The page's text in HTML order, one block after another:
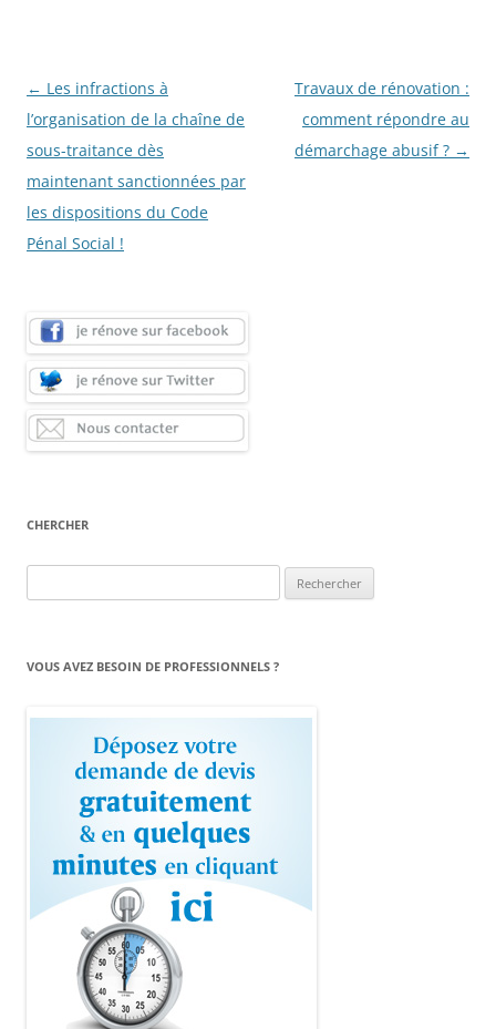
Navigation
des
articles
← Les infractions à
l’organisation de la chaîne de
sous-traitance dès
maintenant sanctionnées par
les dispositions du Code
Pénal Social !
Travaux de rénovation :
comment répondre au
démarchage abusif ? →
CHERCHER
VOUS AVEZ BESOIN DE PROFESSIONNELS ?